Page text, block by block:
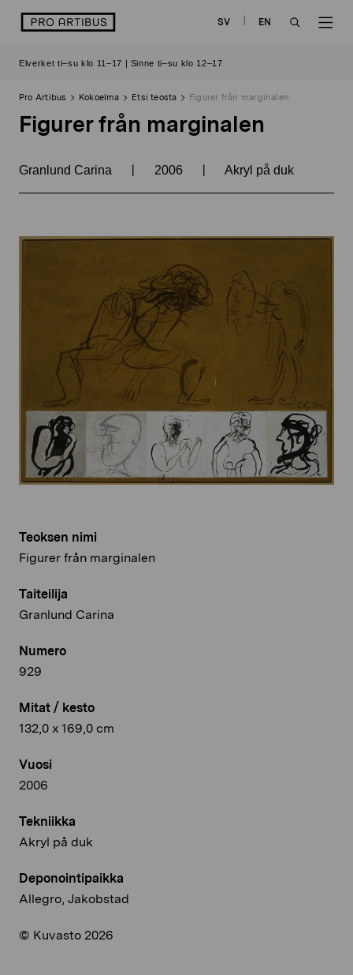
sisältöön
logo SV
EN
Elverket ti–su klo 11–17 | Sinne ti–su klo 12–17
Pro Artibus Kokoelma Etsi teosta Figurer från marginalen
Figurer från marginalen
Granlund Carina | 2006 | Akryl på duk
Teoksen nimi
Figurer från marginalen
Taiteilija
Granlund Carina
Numero
929
Mitat / kesto
132,0 x 169,0 cm
Vuosi
2006
Tekniikka
Akryl på duk
Deponointipaikka
Allegro, Jakobstad
© Kuvasto 2026